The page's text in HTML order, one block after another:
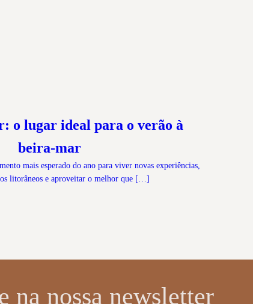
o lugar ideal para o verão à
beira-mar
mais esperado do ano para viver novas experiências,
litorâneos e aproveitar o melhor que […]
na nossa newsletter